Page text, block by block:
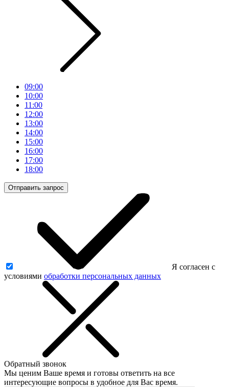
09:00
10:00
11:00
12:00
13:00
14:00
15:00
16:00
17:00
18:00
Отправить запрос
Я согласен с
условиями обработки персональных данных
Обратный звонок
Мы ценим Ваше время и готовы ответить на все
интересующие вопросы в удобное для Вас время.